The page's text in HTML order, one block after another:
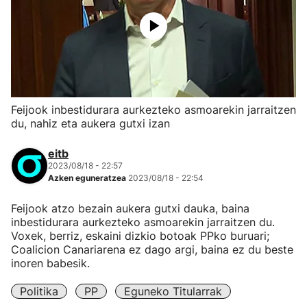
Feijook inbestidurara aurkezteko asmoarekin jarraitzen
du, nahiz eta aukera gutxi izan
eitb
2023/08/18 - 22:57
Azken eguneratzea 2023/08/18 - 22:54
Feijook atzo bezain aukera gutxi dauka, baina
inbestidurara aurkezteko asmoarekin jarraitzen du.
Voxek, berriz, eskaini dizkio botoak PPko buruari;
Coalicion Canariarena ez dago argi, baina ez du beste
inoren babesik.
Politika PP
Eguneko Titularrak